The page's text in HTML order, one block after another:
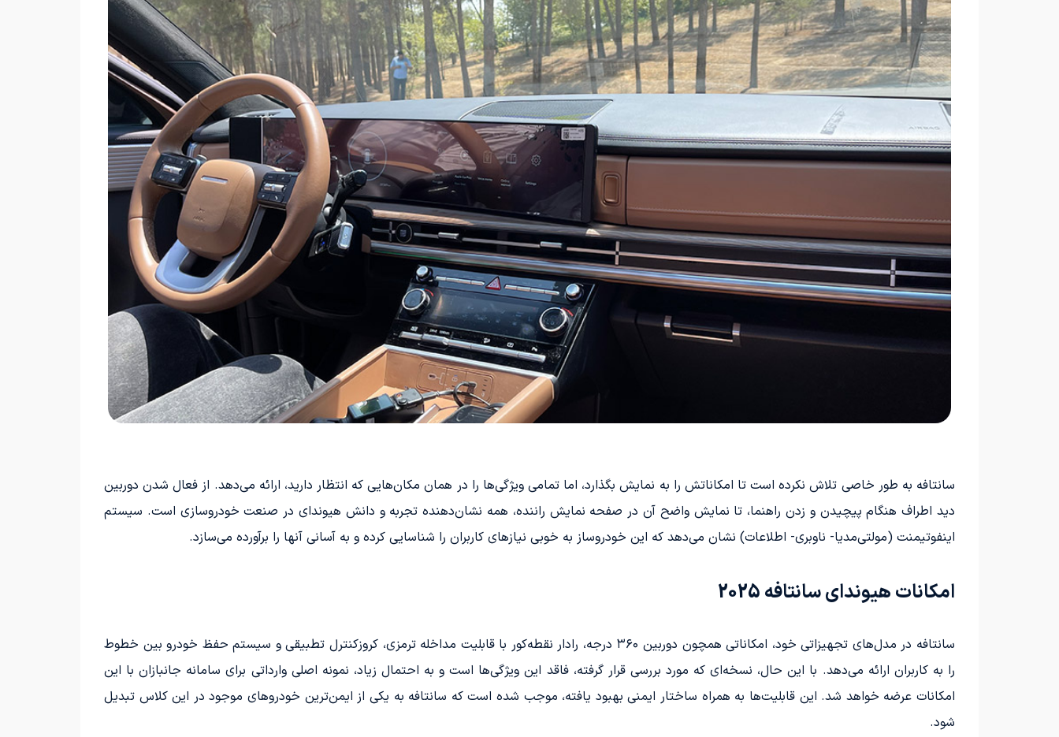
سانتافه به طور خاصی تلاش نکرده است تا امکاناتش را به نمایش بگذارد، اما تمامی ویژگی‌ها را در همان مکان‌هایی که انتظار دارید، ارائه می‌دهد. از فعال شدن دوربین
دید اطراف هنگام پیچیدن و زدن راهنما، تا نمایش واضح آن در صفحه نمایش راننده، همه نشان‌دهنده تجربه و دانش هیوندای در صنعت خودروسازی است. سیستم
اینفوتیمنت (مولتی‌مدیا- ناوبری- اطلاعات) نشان می‌دهد که این خودروساز به خوبی نیازهای کاربران را شناسایی کرده و به آسانی آنها را برآورده می‌سازد.
امکانات هیوندای سانتافه 2025
سانتافه در مدل‌های تجهیزاتی خود، امکاناتی همچون دوربین ۳۶۰ درجه، رادار نقطه‌کور با قابلیت مداخله ترمزی، کروزکنترل تطبیقی و سیستم حفظ خودرو بین خطوط
را به کاربران ارائه می‌دهد. با این حال، نسخه‌ای که مورد بررسی قرار گرفته، فاقد این ویژگی‌ها است و به احتمال زیاد، نمونه اصلی وارداتی برای سامانه جانبازان با این
امکانات عرضه خواهد شد. این قابلیت‌ها به همراه ساختار ایمنی بهبود یافته، موجب شده است که سانتافه به یکی از ایمن‌ترین خودروهای موجود در این کلاس تبدیل
شود.